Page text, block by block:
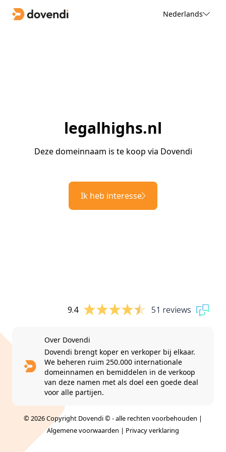
Nederlands
legalhighs.nl
Deze domeinnaam is te koop via Dovendi
Ik heb interesse
9.4 51 reviews
Over Dovendi
Dovendi brengt koper en verkoper bij elkaar.
We beheren ruim 250.000 internationale
domeinnamen en bemiddelen in de verkoop
van deze namen met als doel een goede deal
voor alle partijen.
© 2026 Copyright Dovendi © - alle rechten voorbehouden |
Algemene voorwaarden | Privacy verklaring